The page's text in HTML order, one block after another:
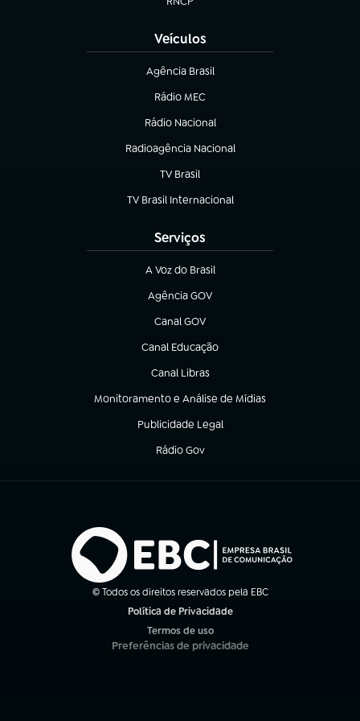
(abre em nova aba)
Veículos
Agência Brasil
(abre em nova aba)
Rádio MEC
(abre em nova aba)
Rádio Nacional
Radioagência Nacional
(abre em nova aba)
TV Brasil
(abre em nova aba)
TV Brasil Internacional
(abre em nova aba)
Serviços
A Voz do Brasil
(abre em nova aba)
Agência GOV
(abre em nova aba)
Canal GOV
(abre em nova aba)
Canal Educação
(abre em nova aba)
Canal Libras
(abre em nova aba)
Monitoramento e Análise de Mídias
(abre em nova aba)
Publicidade Legal
(abre em nova aba)
Rádio Gov
(abre em nova aba)
© Todos os direitos reservados pela EBC
Política de Privacidade
Termos de uso
(abre em nova aba)
Preferências de privacidade